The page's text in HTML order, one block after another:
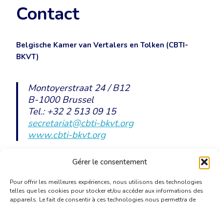
Gérer le consentement
Pour offrir les meilleures expériences, nous utilisons des technologies
telles que les cookies pour stocker et/ou accéder aux informations des
appareils. Le fait de consentir à ces technologies nous permettra de
Contact
Belgische Kamer van Vertalers en Tolken (CBTI-
BKVT)
Montoyerstraat 24 / B12
B-1000 Brussel
Tel.: +32 2 513 09 15
secretariat@cbti-bkvt.org
www.cbti-bkvt.org
ieuwjaar 2022[PDF]